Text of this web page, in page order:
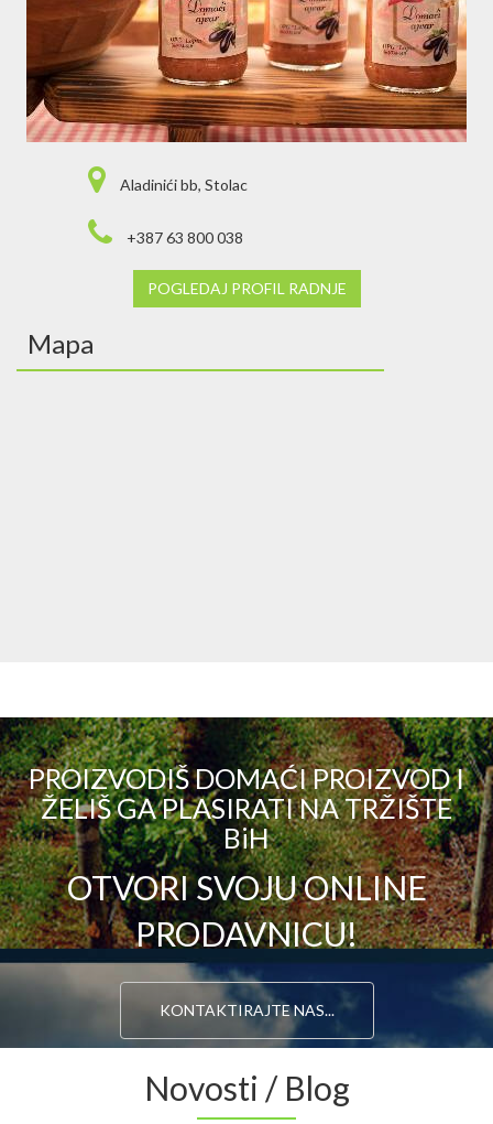
Aladinići bb, Stolac
+387 63 800 038
POGLEDAJ PROFIL RADNJE
Mapa
PROIZVODIŠ DOMAĆI PROIZVOD I
ŽELIŠ GA PLASIRATI NA TRŽIŠTE
BiH
OTVORI SVOJU ONLINE
PRODAVNICU!
KONTAKTIRAJTE NAS...
Novosti / Blog